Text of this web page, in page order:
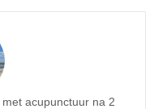
acupunctuur na 2